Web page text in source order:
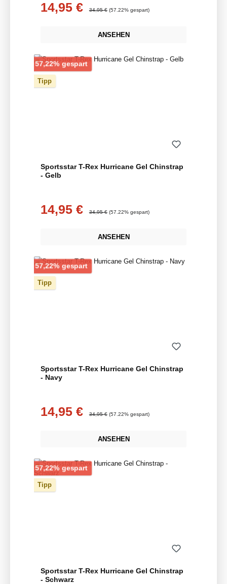
Verkaufspreis:
14,95 € Regulärer Preis:
34,95 € (57.22% gespart)
ANSEHEN
57,22% gespartRabatt
Tipp
Sportsstar T-Rex Hurricane Gel Chinstrap
- Gelb
Verkaufspreis:
14,95 € Regulärer Preis:
34,95 € (57.22% gespart)
ANSEHEN
57,22% gespartRabatt
Tipp
Sportsstar T-Rex Hurricane Gel Chinstrap
- Navy
Verkaufspreis:
14,95 € 34,95 € (57.22% gespart)
ANSEHEN
57,22% gespartRabatt
Tipp
Sportsstar T-Rex Hurricane Gel Chinstrap
- Schwarz